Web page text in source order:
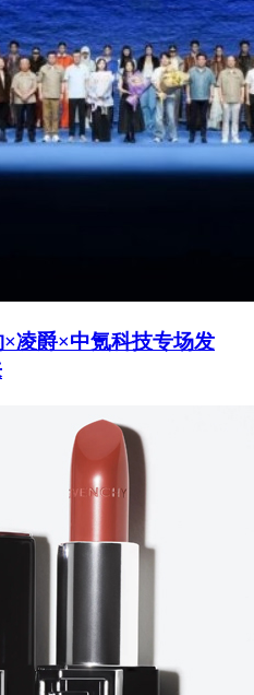
×凌爵×中氪科技专场发